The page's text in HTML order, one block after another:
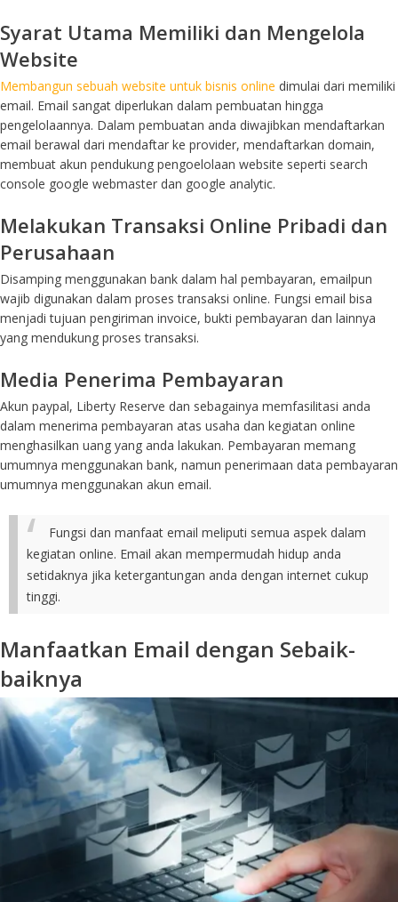
Syarat Utama Memiliki dan Mengelola
Website
Membangun sebuah website untuk bisnis online dimulai dari memiliki
email. Email sangat diperlukan dalam pembuatan hingga
pengelolaannya. Dalam pembuatan anda diwajibkan mendaftarkan
email berawal dari mendaftar ke provider, mendaftarkan domain,
membuat akun pendukung pengoelolaan website seperti search
console google webmaster dan google analytic.
Melakukan Transaksi Online Pribadi dan
Perusahaan
Disamping menggunakan bank dalam hal pembayaran, emailpun
wajib digunakan dalam proses transaksi online. Fungsi email bisa
menjadi tujuan pengiriman invoice, bukti pembayaran dan lainnya
yang mendukung proses transaksi.
Media Penerima Pembayaran
Akun paypal, Liberty Reserve dan sebagainya memfasilitasi anda
dalam menerima pembayaran atas usaha dan kegiatan online
menghasilkan uang yang anda lakukan. Pembayaran memang
umumnya menggunakan bank, namun penerimaan data pembayaran
umumnya menggunakan akun email.
Fungsi dan manfaat email meliputi semua aspek dalam
kegiatan online. Email akan mempermudah hidup anda
setidaknya jika ketergantungan anda dengan internet cukup
tinggi.
Manfaatkan Email dengan Sebaik-
baiknya